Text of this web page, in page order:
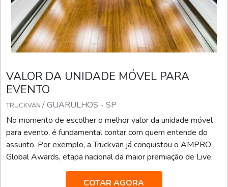
VALOR DA UNIDADE MÓVEL PARA
EVENTO
TRUCKVAN / GUARULHOS - SP
No momento de escolher o melhor valor da unidade móvel
para evento, é fundamental contar com quem entende do
assunto. Por exemplo, a Truckvan já conquistou o AMPRO
Global Awards, etapa nacional da maior premiação de Live
Marketing do mundo, na categoria “Melhor Fornecedora”.A
empresa já atendeu grandes agências de comunicação,
COTAR AGORA